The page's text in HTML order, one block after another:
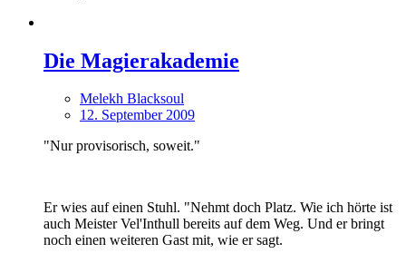
Die Magierakademie
Melekh Blacksoul
12. September 2009
"Nur provisorisch, soweit."
Er wies auf einen Stuhl. "Nehmt doch Platz. Wie ich hörte ist
auch Meister Vel'Inthull bereits auf dem Weg. Und er bringt
noch einen weiteren Gast mit, wie er sagt.